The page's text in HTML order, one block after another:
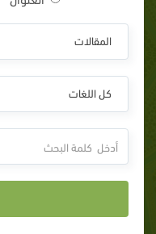
المقالات
كل اللغات